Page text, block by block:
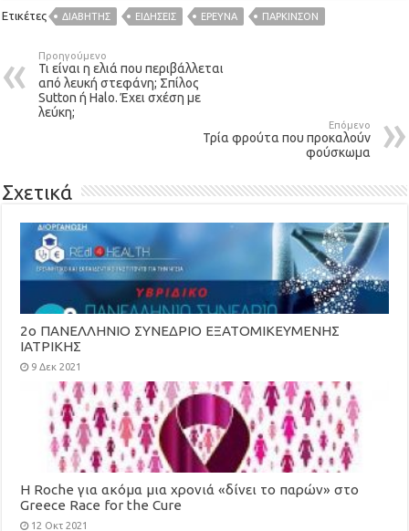
Ετικέτες ΔΙΑΒΗΤΗΣ ΕΙΔΉΣΕΙΣ ΕΡΕΥΝΑ ΠΑΡΚΙΝΣΟΝ
Προηγούμενο
Τι είναι η ελιά που περιβάλλεται
από λευκή στεφάνη; Σπίλος
Sutton ή Halo. Έχει σχέση με
λεύκη;
Επόμενο
Τρία φρούτα που προκαλούν
φούσκωμα
Σχετικά
2ο ΠΑΝΕΛΛΗΝΙΟ ΣΥΝΕΔΡΙΟ ΕΞΑΤΟΜΙΚΕΥΜΕΝΗΣ
ΙΑΤΡΙΚΗΣ
9 Δεκ 2021
H Roche για ακόμα μια χρονιά «δίνει το παρών» στο
Greece Race for the Cure
12 Οκτ 2021